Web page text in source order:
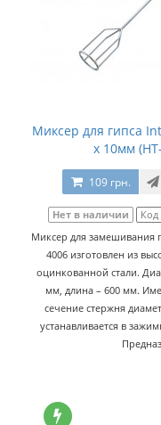
Миксер для гипса
x 10мм
109 грн.
Нет в наличии Код
Миксер для замешивания
4006 изготовлен из
оцинкованной стали.
мм, длина – 600 мм.
сечение стержня
устанавливается в